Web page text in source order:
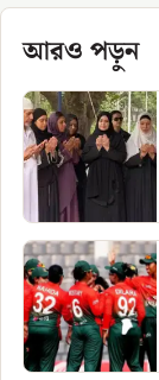
আরও পড়ুন